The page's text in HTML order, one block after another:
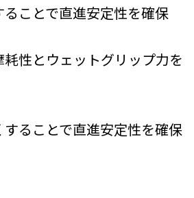
ことで直進安定性を確保
性とウェットグリップ力を
ることで直進安定性を確保